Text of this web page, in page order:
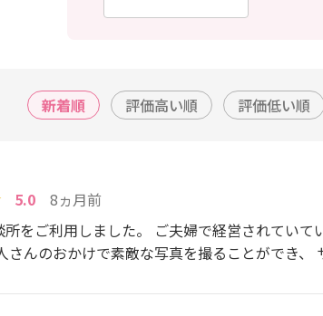
新着順 評価高い順 評価低い順
5.0
8ヵ月前
をご利用しました。 ご夫婦で経営されてい
さんのおかけで素敵な写真を撮ることができ、